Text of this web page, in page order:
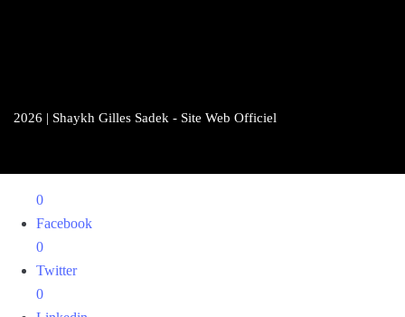
2026 | Shaykh Gilles Sadek - Site Web Officiel
0
Facebook
0
Twitter
0